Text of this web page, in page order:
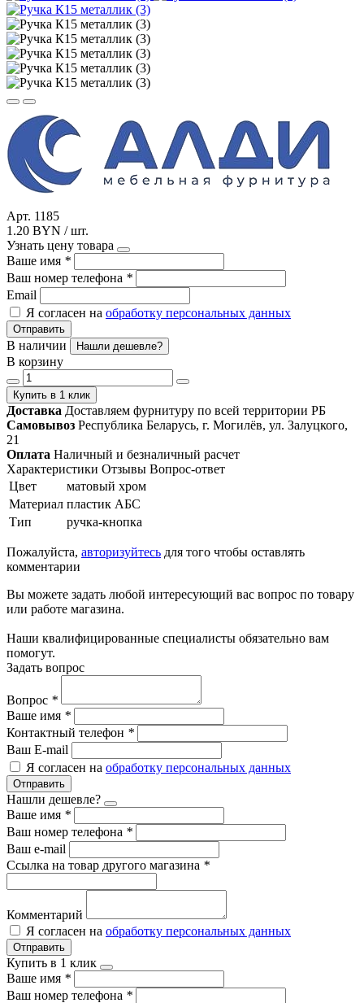
Арт. 1185
1.20 BYN / шт.
Узнать цену товара
Ваше имя *
Ваш номер телефона *
Email
Я согласен на обработку персональных данных
Отправить
В наличии Нашли дешевле?
В корзину
Купить в 1 клик
Доставка Доставляем фурнитуру по всей территории РБ
Самовывоз Республика Беларусь, г. Могилёв, ул. Залуцкого,
21
Оплата Наличный и безналичный расчет
Характеристики Отзывы Вопрос-ответ
Цвет
матовый хром
Материал пластик АБС
Тип
ручка-кнопка
Пожалуйста, авторизуйтесь для того чтобы оставлять
комментарии
Вы можете задать любой интересующий вас вопрос по товару
или работе магазина.
Наши квалифицированные специалисты обязательно вам
помогут.
Задать вопрос
Вопрос *
Ваше имя *
Контактный телефон *
Ваш E-mail
Я согласен на обработку персональных данных
Отправить
Нашли дешевле?
Ваше имя *
Ваш номер телефона *
Ваш e-mail
Ссылка на товар другого магазина *
Комментарий
Я согласен на обработку персональных данных
Отправить
Купить в 1 клик
Ваше имя *
Ваш номер телефона *